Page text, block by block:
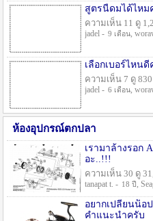
สูตรนี้ดมได้ไหม
ความเห็น 11 ดู
jadel - 9 เดือน,
เลือกเบอร์ไหนดี
ความเห็น 7 ดู 830
jadel - 6 เดือน,
ห้องอุปกรณ์ตกปลา
เรามาล้างรอก ABU
อะ..!!!
ความเห็น 30 ดู
tanapat t. - 18 ปี ,
อยากเปลี่ยนน็อ
คำแนะนำครับ